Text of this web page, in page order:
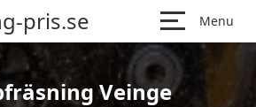
pris.se Menu
Veinge